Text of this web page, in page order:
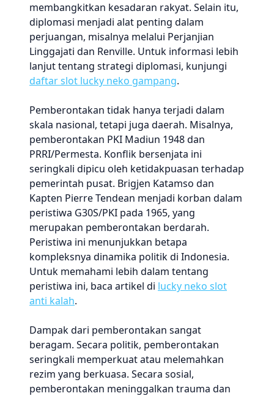
membangkitkan kesadaran rakyat. Selain itu,
diplomasi menjadi alat penting dalam
perjuangan, misalnya melalui Perjanjian
Linggajati dan Renville. Untuk informasi lebih
lanjut tentang strategi diplomasi, kunjungi
daftar slot lucky neko gampang.
Pemberontakan tidak hanya terjadi dalam
skala nasional, tetapi juga daerah. Misalnya,
pemberontakan PKI Madiun 1948 dan
PRRI/Permesta. Konflik bersenjata ini
seringkali dipicu oleh ketidakpuasan terhadap
pemerintah pusat. Brigjen Katamso dan
Kapten Pierre Tendean menjadi korban dalam
peristiwa G30S/PKI pada 1965, yang
merupakan pemberontakan berdarah.
Peristiwa ini menunjukkan betapa
kompleksnya dinamika politik di Indonesia.
Untuk memahami lebih dalam tentang
peristiwa ini, baca artikel di lucky neko slot
anti kalah.
Dampak dari pemberontakan sangat
beragam. Secara politik, pemberontakan
seringkali memperkuat atau melemahkan
rezim yang berkuasa. Secara sosial,
pemberontakan meninggalkan trauma dan